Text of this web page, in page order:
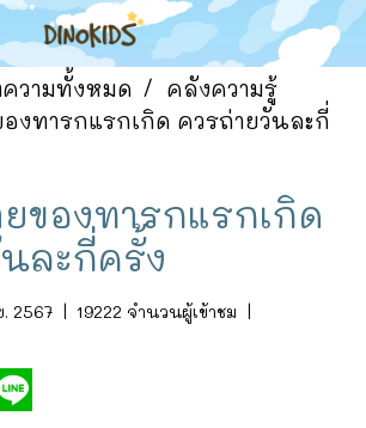
วามทั้งหมด
คลังความรู้
งทารกแรกเกิด ควรถ่ายวันละกี่
ของทารกแรกเกิด
ละกี่ครั้ง
2567 | 19222 จำนวนผู้เข้าชม |